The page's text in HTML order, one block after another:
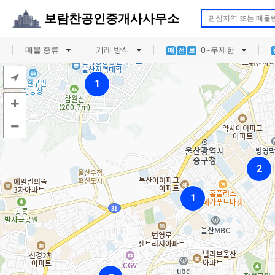
보람찬공인중개사사무소
매물 종류 거래 방식 매 전 보 0~무제한
1
2
1
1
2
1
1
2
1